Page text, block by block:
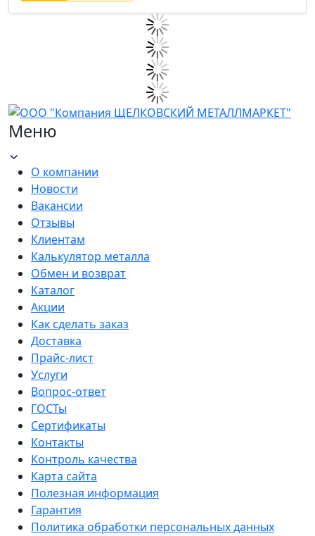
Меню
О компании
Новости
Вакансии
Отзывы
Клиентам
Калькулятор металла
Обмен и возврат
Каталог
Акции
Как сделать заказ
Доставка
Прайс-лист
Услуги
Вопрос-ответ
ГОСТы
Сертификаты
Контакты
Контроль качества
Карта сайта
Полезная информация
Гарантия
Политика обработки персональных данных